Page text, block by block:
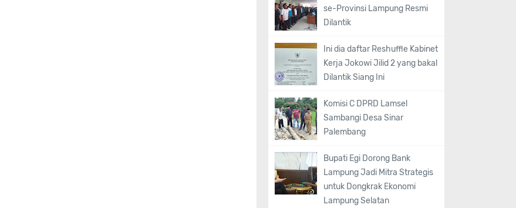
se-Provinsi Lampung Resmi
Dilantik
Ini dia daftar Reshuffle Kabinet
Kerja Jokowi Jilid 2 yang bakal
Dilantik Siang Ini
Komisi C DPRD Lamsel
Sambangi Desa Sinar
Palembang
Bupati Egi Dorong Bank
Lampung Jadi Mitra Strategis
untuk Dongkrak Ekonomi
Lampung Selatan